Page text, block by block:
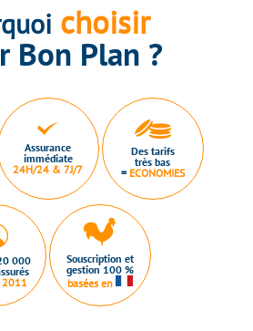
choisir
Bon Plan ?
Assurance
immédiate
24H/24 & 7J/7
Des tarifs
très bas
= ECONOMIES
000
2011
Souscription et
gestion 100 %
basées en